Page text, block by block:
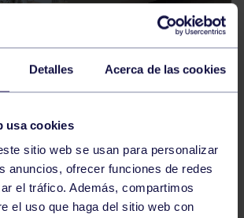
Detalles Acerca de las cookies
usa cookies
sitio web se usan para personalizar
anuncios, ofrecer funciones de redes
el tráfico. Además, compartimos
el uso que haga del sitio web con